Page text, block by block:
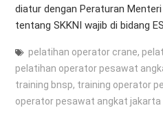
diatur dengan Peraturan Menteri
tentang SKKNI wajib di bidang
pelatihan operator crane,
pelatihan operator pesawat
training bnsp, training operator
operator pesawat angkat jakarta